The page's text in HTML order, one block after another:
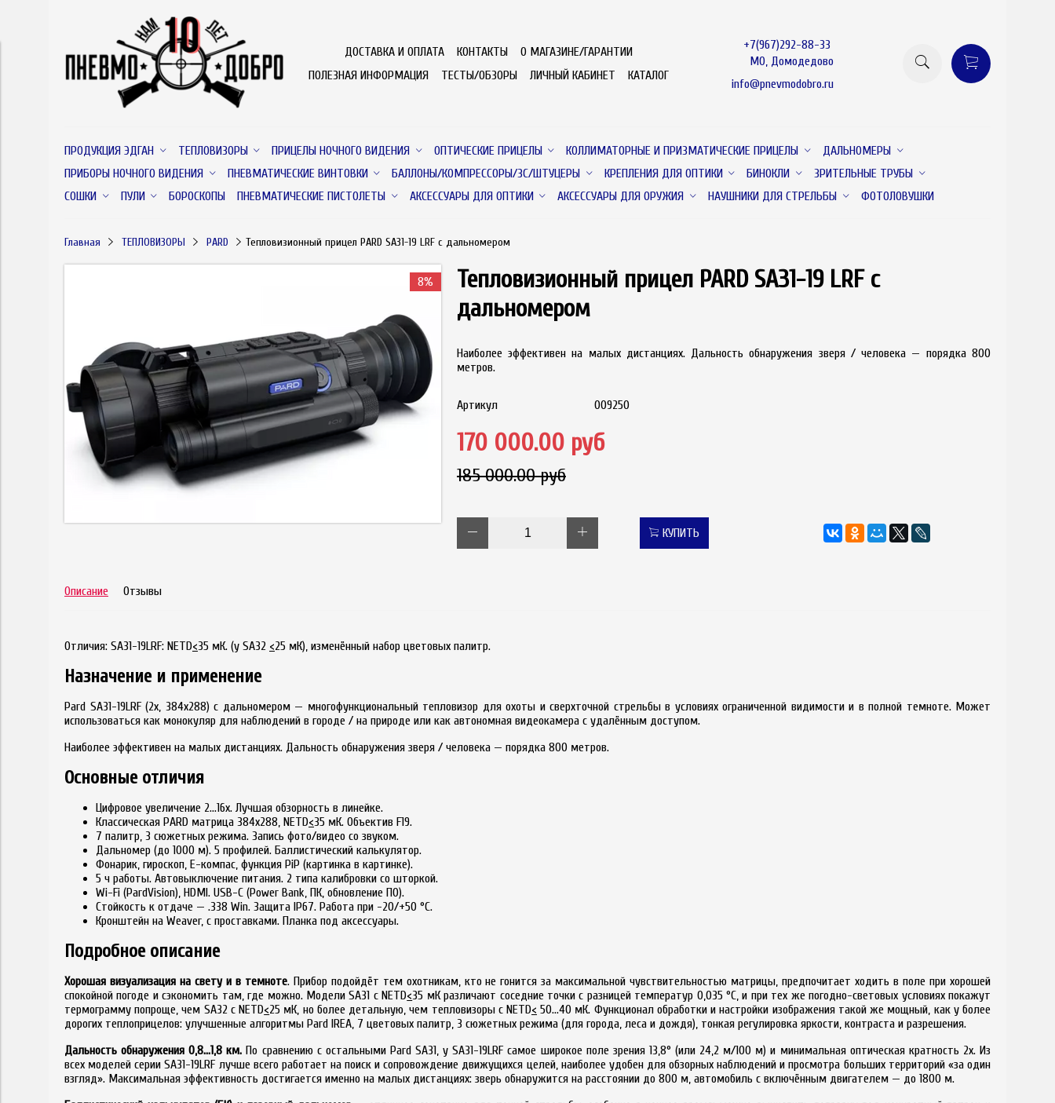
ДОСТАВКА И ОПЛАТА КОНТАКТЫ
О МАГАЗИНЕ/ГАРАНТИИ
ПОЛЕЗНАЯ ИНФОРМАЦИЯ
ТЕСТЫ/ОБЗОРЫ ЛИЧНЫЙ КАБИНЕТ КАТАЛОГ
+7(967)292-88-33
МО, Домодедово
info@pnevmodobro.ru
ПРОДУКЦИЯ ЭДГАН ТЕПЛОВИЗОРЫ ПРИЦЕЛЫ НОЧНОГО ВИДЕНИЯ ОПТИЧЕСКИЕ ПРИЦЕЛЫ КОЛЛИМАТОРНЫЕ И ПРИЗМАТИЧЕСКИЕ ПРИЦЕЛЫ
ДАЛЬНОМЕРЫ
ПРИБОРЫ НОЧНОГО ВИДЕНИЯ
ПНЕВМАТИЧЕСКИЕ ВИНТОВКИ БАЛЛОНЫ/КОМПРЕССОРЫ/ЗС/ШТУЦЕРЫ КРЕПЛЕНИЯ ДЛЯ ОПТИКИ БИНОКЛИ
ЗРИТЕЛЬНЫЕ ТРУБЫ
СОШКИ
ПУЛИ БОРОСКОПЫ ПНЕВМАТИЧЕСКИЕ ПИСТОЛЕТЫ АКСЕССУАРЫ ДЛЯ ОПТИКИ АКСЕССУАРЫ ДЛЯ ОРУЖИЯ НАУШНИКИ ДЛЯ СТРЕЛЬБЫ ФОТОЛОВУШКИ
Главная ТЕПЛОВИЗОРЫ PARD Тепловизионный прицел PARD SA31-19 LRF с дальномером
8%
Тепловизионный прицел PARD SA31-19 LRF с
дальномером
Наиболее эффективен на малых дистанциях. Дальность обнаружения зверя / человека — порядка 800
метров.
Артикул 009250
170 000.00 руб
185 000.00 руб
КУПИТЬ
Описание Отзывы
Отличия: SA31-19LRF: NETD<35 мК. (у SA32 <25 мК), изменённый набор цветовых палитр.
Назначение и применение
Pard SA31-19LRF (2x, 384x288) с дальномером — многофункциональный тепловизор для охоты и сверхточной стрельбы в условиях ограниченной видимости и в полной темноте. Может
использоваться как монокуляр для наблюдений в городе / на природе или как автономная видеокамера с удалённым доступом.
Наиболее эффективен на малых дистанциях. Дальность обнаружения зверя / человека — порядка 800 метров.
Основные отличия
Цифровое увеличение 2...16x. Лучшая обзорность в линейке.
Классическая PARD матрица 384x288, NETD<35 мК. Объектив F19.
7 палитр, 3 сюжетных режима. Запись фото/видео со звуком.
Дальномер (до 1000 м). 5 профилей. Баллистический калькулятор.
Фонарик, гироскоп, E-компас, функция PiP (картинка в картинке).
5 ч работы. Автовыключение питания. 2 типа калибровки со шторкой.
Wi-Fi (PardVision), HDMI. USB-C (Power Bank, ПК, обновление ПО).
Стойкость к отдаче — .338 Win. Защита IP67. Работа при -20/+50 °C.
Кронштейн на Weaver, с проставками. Планка под аксессуары.
Подробное описание
Хорошая визуализация на свету и в темноте. Прибор подойдёт тем охотникам, кто не гонится за максимальной чувствительностью матрицы, предпочитает ходить в поле при хорошей
спокойной погоде и сэкономить там, где можно. Модели SA31 с NETD<35 мК различают соседние точки с разницей температур 0,035 °C, и при тех же погодно-световых условиях покажут
термограмму попроще, чем SA32 с NETD<25 мК, но более детальную, чем тепловизоры с NETD< 50...40 мК. Функционал обработки и настройки изображения такой же мощный, как у более
дорогих теплоприцелов: улучшенные алгоритмы Pard IREA, 7 цветовых палитр, 3 сюжетных режима (для города, леса и дождя), тонкая регулировка яркости, контраста и разрешения.
Дальность обнаружения 0,8...1,8 км.По сравнению с остальными Pard SA31, у SA31-19LRF самое широкое поле зрения 13,8° (или 24,2 м/100 м) и минимальная оптическая кратность 2x. Из
всех моделей серии SA31-19LRF лучше всего работает на поиск и сопровождение движущихся целей, наиболее удобен для обзорных наблюдений и просмотра больших территорий «за один
взгляд». Максимальная эффективность достигается именно на малых дистанциях: зверь обнаружится на расстоянии до 800 м, автомобиль с включённым двигателем — до 1800 м.